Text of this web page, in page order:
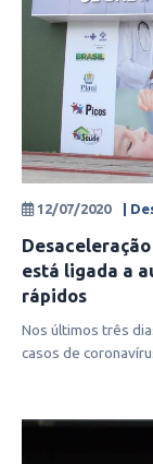
12/07/2020 |
está ligada a
rápidos
Nos últimos três
casos de